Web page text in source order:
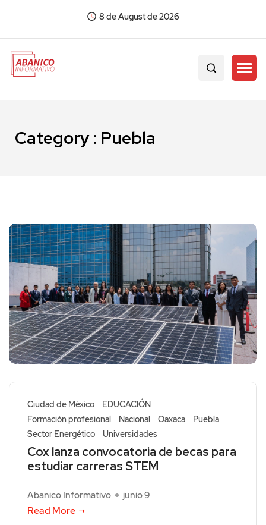
8 de August de 2026
Category : Puebla
Ciudad de México
EDUCACIÓN
Formación profesional
Nacional Oaxaca
Puebla
Sector Energético
Universidades
Cox lanza convocatoria de becas para
estudiar carreras STEM
Abanico Informativo junio 9
Read More